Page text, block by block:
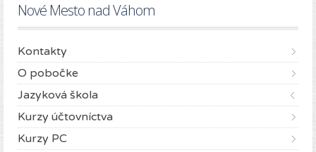
Nové Mesto nad Váhom
Kontakty
O pobočke
Jazyková škola
Kurzy účtovníctva
Kurzy PC